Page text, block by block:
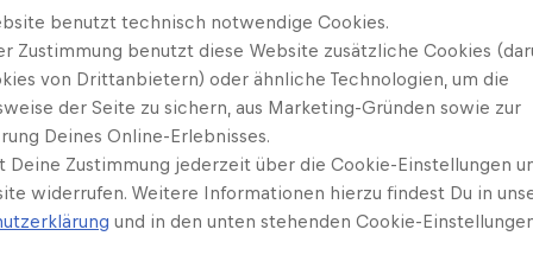
Weiter geht´s hier
benutzt technisch notwendige Cookies.
Zustimmung benutzt diese Website zusätzliche Cookies
von Drittanbietern) oder ähnliche Technologien, um die
der Seite zu sichern, aus Marketing-Gründen sowie zur
Deines Online-Erlebnisses.
Deine Zustimmung jederzeit über die Cookie-Einstellungen
widerrufen. Weitere Informationen hierzu findest Du in
und in den unten stehenden Cookie-